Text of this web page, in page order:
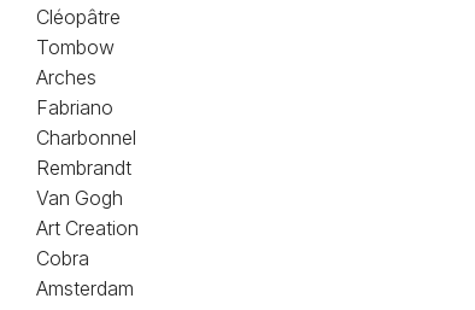
Cléopâtre
Tombow
Arches
Fabriano
Charbonnel
Rembrandt
Van Gogh
Art Creation
Cobra
Amsterdam